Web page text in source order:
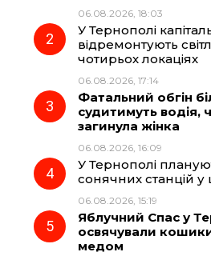
o
k
r
a
m
06.08.2026, 18:03
У Тернополі
відремонтують
чотирьох локаціях
06.08.2026, 17:14
Фатальний обгін
судитимуть водія,
загинула жінка
06.08.2026, 16:09
У Тернополі
сонячних станцій у
06.08.2026, 15:19
Яблучний Спас у
освячували
медом